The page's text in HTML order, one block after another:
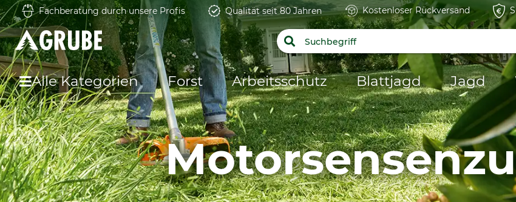
Fachberatung durch unsere Profis Qualität seit 80 Jahren Kostenloser Rückversand
Alle Kategorien Forst Arbeitsschutz Blattjagd Jagd